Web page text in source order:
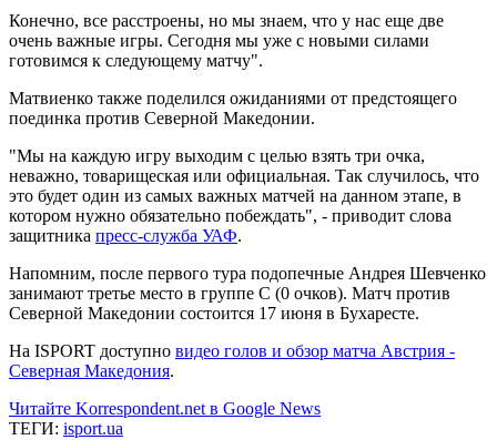
Конечно, все расстроены, но мы знаем, что у нас еще две
очень важные игры. Сегодня мы уже с новыми силами
готовимся к следующему матчу".
Матвиенко также поделился ожиданиями от предстоящего
поединка против Северной Македонии.
"Мы на каждую игру выходим с целью взять три очка,
неважно, товарищеская или официальная. Так случилось, что
это будет один из самых важных матчей на данном этапе, в
котором нужно обязательно побеждать", - приводит слова
защитника пресс-служба УАФ.
Напомним, после первого тура подопечные Андрея Шевченко
занимают третье место в группе С (0 очков). Матч против
Северной Македонии состоится 17 июня в Бухаресте.
На ISPORT доступно видео голов и обзор матча Австрия -
Северная Македония.
Читайте Korrespondent.net в Google News
ТЕГИ: isport.ua